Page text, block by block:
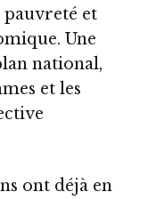
et
Une
national,
et les
ont déjà en